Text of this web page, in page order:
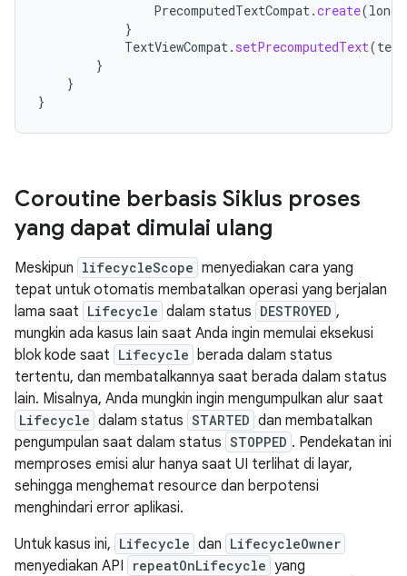
PrecomputedTextCompat.create(
}
TextViewCompat. setPrecomputedText(
}
}
}
Coroutine berbasis Siklus proses
yang dapat dimulai ulang
Meskipun lifecycleScope menyediakan cara yang
tepat untuk otomatis membatalkan operasi yang berjalan
lama saat Lifecycle dalam status DESTROYED ,
mungkin ada kasus lain saat Anda ingin memulai eksekusi
blok kode saat Lifecycle berada dalam status
tertentu, dan membatalkannya saat berada dalam status
lain. Misalnya, Anda mungkin ingin mengumpulkan alur saat
Lifecycle dalam status STARTED dan membatalkan
pengumpulan saat dalam status STOPPED . Pendekatan ini
memproses emisi alur hanya saat UI terlihat di layar,
sehingga menghemat resource dan berpotensi
menghindari error aplikasi.
Untuk kasus ini, Lifecycle dan LifecycleOwner
menyediakan API repeatOnLifecycle yang